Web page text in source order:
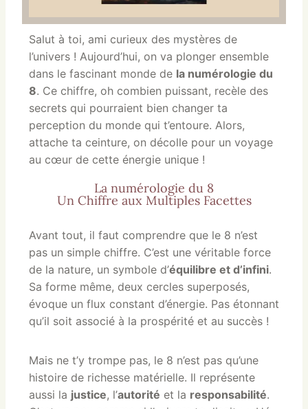
Salut à toi, ami curieux des mystères de
l’univers ! Aujourd’hui, on va plonger ensemble
dans le fascinant monde de la numérologie du
8. Ce chiffre, oh combien puissant, recèle des
secrets qui pourraient bien changer ta
perception du monde qui t’entoure. Alors,
attache ta ceinture, on décolle pour un voyage
au cœur de cette énergie unique !
La numérologie du 8
Un Chiffre aux Multiples Facettes
Avant tout, il faut comprendre que le 8 n’est
pas un simple chiffre. C’est une véritable force
de la nature, un symbole d’équilibre et d’infini.
Sa forme même, deux cercles superposés,
évoque un flux constant d’énergie. Pas étonnant
qu’il soit associé à la prospérité et au succès !
Mais ne t’y trompe pas, le 8 n’est pas qu’une
histoire de richesse matérielle. Il représente
aussi la justice, l’autorité et la responsabilité.